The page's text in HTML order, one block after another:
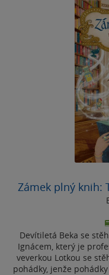
Zámek plný knih:
Devítiletá Beka se
Ignácem, který je
veverkou Lotkou se
pohádky, jenže